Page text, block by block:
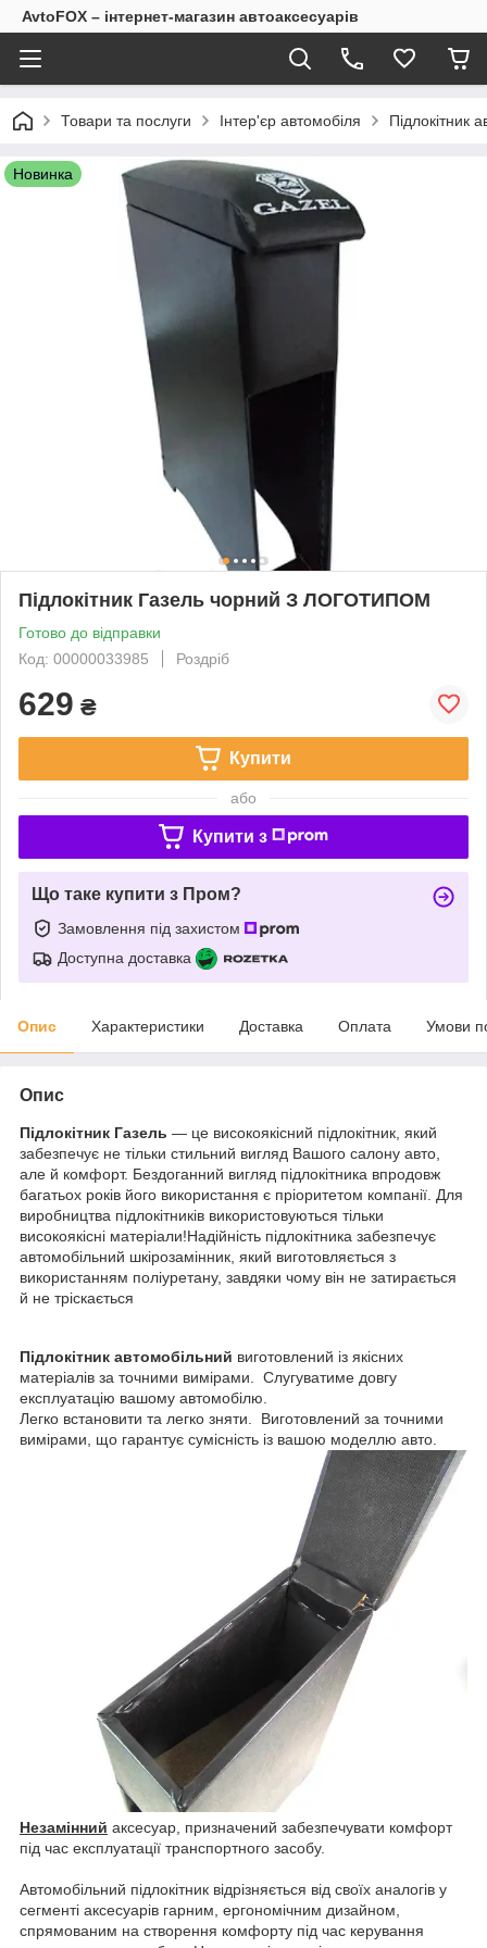
AvtoFOX – інтернет-магазин автоаксесуарів
Товари та послуги Інтер'єр автомобіля Підлокітник
Новинка
Підлокітник Газель чорний З ЛОГОТИПОМ
Готово до відправки
Код: 00000033985
Роздріб
629 ₴
Купити
або
Купити з
Що таке купити з Пром?
Замовлення під захистом
Доступна доставка
Опис Характеристики Доставка Оплата Умови
Опис
Підлокітник Газель — це високоякісний підлокітник, який
забезпечує не тільки стильний вигляд Вашого салону авто,
але й комфорт. Бездоганний вигляд підлокітника впродовж
багатьох років його використання є пріоритетом компанії. Для
виробництва підлокітників використовуються тільки
високоякісні матеріали!Надійність підлокітника забезпечує
автомобільний шкірозамінник, який виготовляється з
використанням поліуретану, завдяки чому він не затирається
й не тріскається
Підлокітник автомобільний виготовлений із якісних
матеріалів за точними вимірами. Слугуватиме довгу
експлуатацію вашому автомобілю.
Легко встановити та легко зняти. Виготовлений за точними
вимірами, що гарантує сумісність із вашою моделлю авто.
Незамінний аксесуар, призначений забезпечувати комфорт
під час експлуатації транспортного засобу.
Автомобільний підлокітник відрізняється від своїх аналогів у
сегменті аксесуарів гарним, ергономічним дизайном,
спрямованим на створення комфорту під час керування